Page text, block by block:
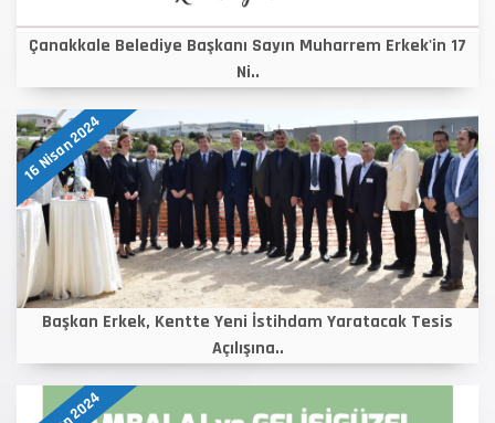
Çanakkale Belediye Başkanı Sayın Muharrem Erkek'in 17
Ni..
16 Nisan 2024
Başkan Erkek, Kentte Yeni İstihdam Yaratacak Tesis
Açılışına..